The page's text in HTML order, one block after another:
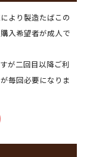
より製造たばこの
入希望者が成人で
が二回目以降ご利
毎回必要になりま